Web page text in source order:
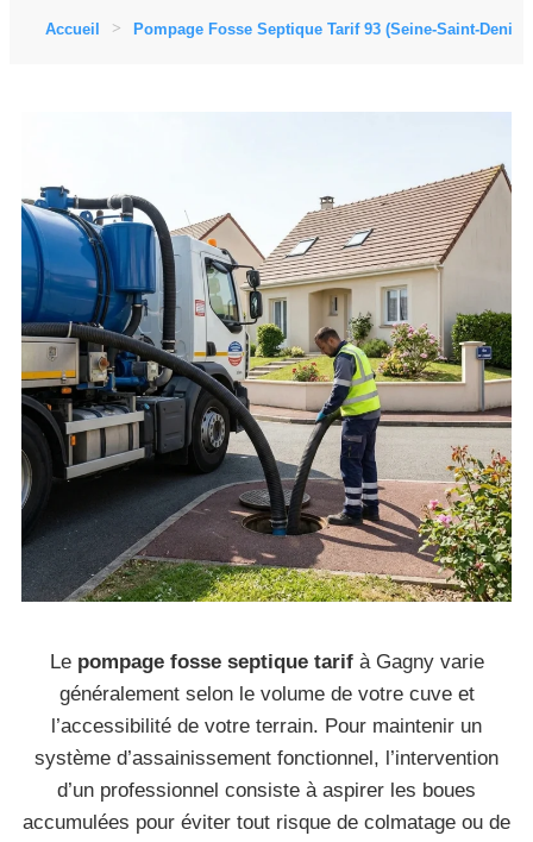
Accueil Pompage Fosse Septique Tarif 93 (Seine-Saint-Denis)
Le pompage fosse septique tarifà Gagny varie
généralement selon le volume de votre cuve et
l’accessibilité de votre terrain. Pour maintenir un
système d’assainissement fonctionnel, l’intervention
d’un professionnel consiste à aspirer les boues
accumulées pour éviter tout risque de colmatage ou de